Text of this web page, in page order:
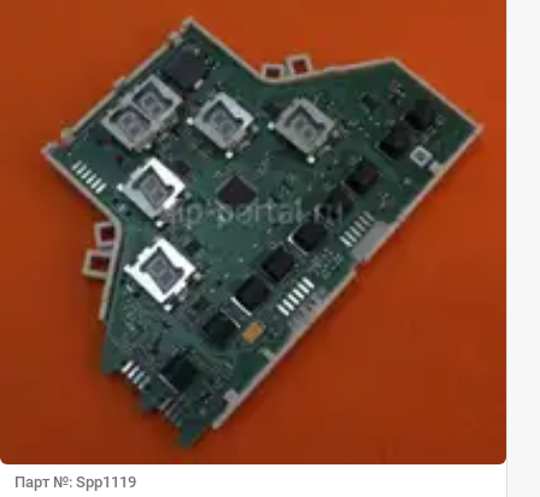
Парт №: Spp1119